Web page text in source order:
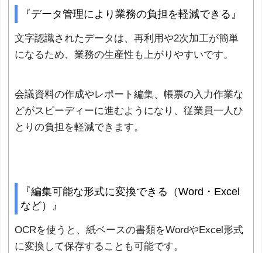
『データ管理により業務の負担を軽減できる』
文字認識されたデータは、再利用や2次加工が簡単
になるため、業務の生産性も上がりやすいです。
会議資料の作成やレポート編集、帳票の入力作業な
どがスピーディーに進むようになり、従業員一人ひ
とりの負担を軽減できます。
『編集可能な形式に変換できる（Word・Excel
など）』
OCRを使うと、紙ベースの書類をWordやExcel形式
に変換して保存することも可能です。